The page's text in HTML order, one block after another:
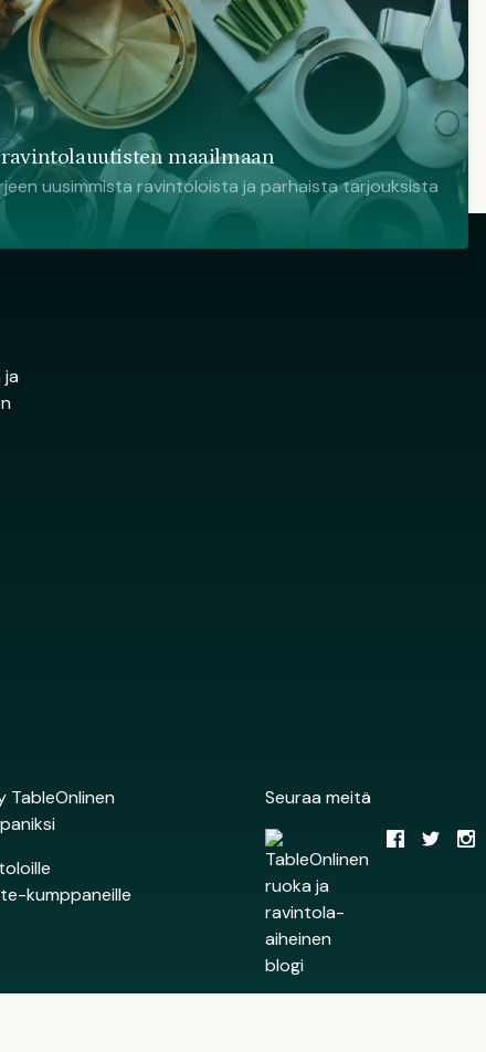
maailmaan
uusimmista ravintoloista ja parhaista tarjouksista
TableOnlinen
kumppaneille
Seuraa meitä